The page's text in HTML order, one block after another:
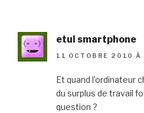
etui smartphone
11 OCTOBRE 2010 À
Et quand l’ordinateur
du surplus de travail
question ?